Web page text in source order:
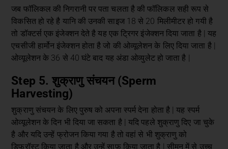
जब फॉलिकल की निगरानी पर पता चलता है की फॉलिकल सही रूप से
विकसित हो रहे है यानि की उनकी साइज 18 से 20 मिलीमीटर हो गयी है
तो डॉक्टर्स एक इंजेक्शन देते है यह एक ट्रिगर इंजेक्शन दिया जाता है | यह
एचसीजी हार्मोन इंजेक्शन होता है जो की ओव्यूलेशन के लिए दिया जाता है |
ओव्यूलेशन के 36 से 40 घंटे बाद यह अंडा ओव्युलेट हो जाता है |
Step 5. शुक्राणु संचयन (Sperm
Harvesting)
शुक्राणु संचयन के लिए पुरुष को अपना स्पर्म देना होता है | यह स्पर्म
ओव्यूलेशन के दिन भी दिया जा सकता है | यदि पहले शुक्राणु दिए जा चुके
है और यदि उन्हें फ्रोजन किया गया है तो वहां से भी शुक्राणु को
डिफ्रॉस्ट किया जाता है और उन्हें साफ़ किया जाता है | सीमन में से उच्च